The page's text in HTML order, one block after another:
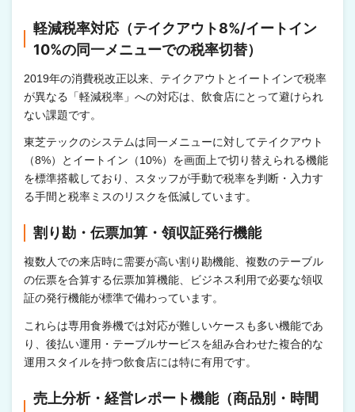
軽減税率対応（テイクアウト8%/イートイン
10%の同一メニューでの税率切替）
2019年の消費税改正以来、テイクアウトとイートインで税率
が異なる「軽減税率」への対応は、飲食店にとって避けられ
ない課題です。
東芝テックのシステムは同一メニューに対してテイクアウト
（8%）とイートイン（10%）を画面上で切り替えられる機能
を標準搭載しており、スタッフが手動で税率を判断・入力す
る手間と税率ミスのリスクを低減しています。
割り勘・伝票加算・領収証発行機能
複数人での来店時に需要が高い割り勘機能、複数のテーブル
の伝票を合算する伝票加算機能、ビジネス利用で必要な領収
証の発行機能が標準で備わっています。
これらは専用食券機では対応が難しいケースも多い機能であ
り、後払い運用・テーブルサービスを組み合わせた複合的な
運用スタイルを持つ飲食店には特に有用です。
売上分析・経営レポート機能（商品別・時間